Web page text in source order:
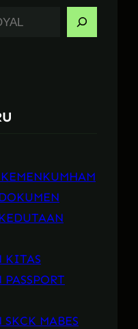
KITAS
PASSPORT
SKCK MABES